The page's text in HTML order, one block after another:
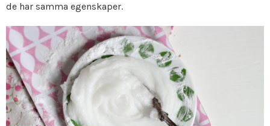
de har samma egenskaper.